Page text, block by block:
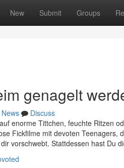
New Submit Groups
genagelt
News
Discuss
enorme Tittchen, feuchte Ritzen
Fickfilme mit devoten
vorschwebt. Stattdessen hast Du